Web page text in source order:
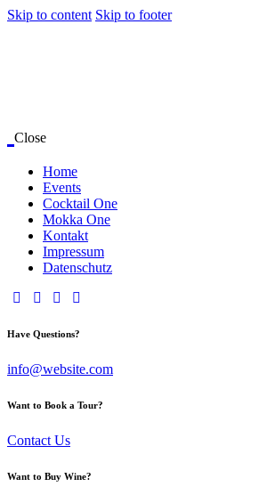
Skip to content Skip to footer
Close
Home
Events
Cocktail One
Mokka One
Kontakt
Impressum
Datenschutz
Have Questions?
info@website.com
Want to Book a Tour?
Contact Us
Want to Buy Wine?